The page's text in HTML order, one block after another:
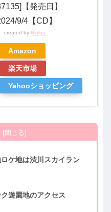
【発売日】
9/4【CD】
created by Rinker
Amazon
楽天市場
Yahooショッピング
ケ地は渋川スカイラン
遊園地のアクセス